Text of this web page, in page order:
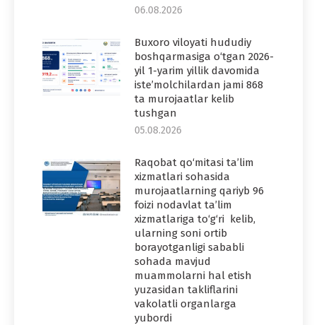
06.08.2026
Buxoro viloyati hududiy
boshqarmasiga o‘tgan 2026-
yil 1-yarim yillik davomida
iste’molchilardan jami 868
ta murojaatlar kelib
tushgan
05.08.2026
Raqobat qo‘mitasi ta’lim
xizmatlari sohasida
murojaatlarning qariyb 96
foizi nodavlat ta’lim
xizmatlariga to‘g‘ri kelib,
ularning soni ortib
borayotganligi sababli
sohada mavjud
muammolarni hal etish
yuzasidan takliflarini
vakolatli organlarga
yubordi